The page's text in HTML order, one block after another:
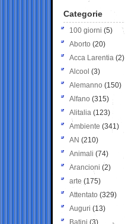
Categorie
100 giorni (5)
Aborto (20)
Acca Larentia (2)
Alcool (3)
Alemanno (150)
Alfano (315)
Alitalia (123)
Ambiente (341)
AN (210)
Animali (74)
Arancioni (2)
arte (175)
Attentato (329)
Auguri (13)
Batini (3)